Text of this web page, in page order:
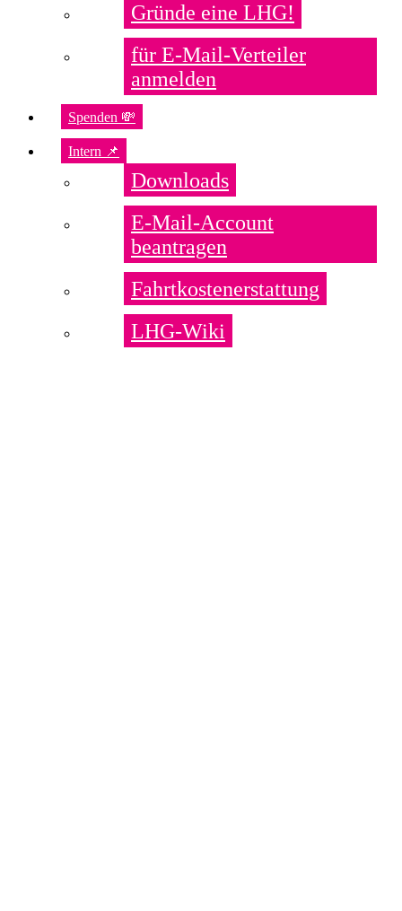
Gründe eine LHG!
für E-Mail-Verteiler
anmelden
Spenden 💸
Intern 📌
Downloads
E-Mail-Account
beantragen
Fahrtkostenerstattung
LHG-Wiki